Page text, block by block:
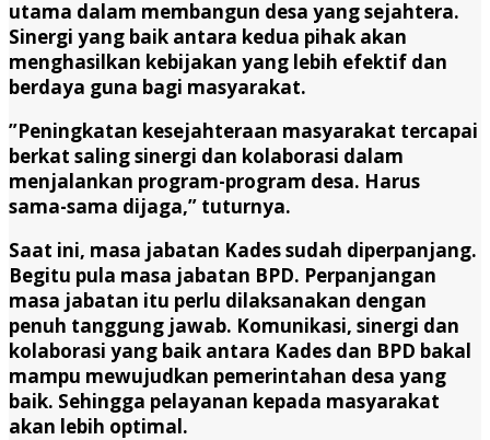
utama dalam membangun desa yang sejahtera.
Sinergi yang baik antara kedua pihak akan
menghasilkan kebijakan yang lebih efektif dan
berdaya guna bagi masyarakat.
”Peningkatan kesejahteraan masyarakat tercapai
berkat saling sinergi dan kolaborasi dalam
menjalankan program-program desa. Harus
sama-sama dijaga,” tuturnya.
Saat ini, masa jabatan Kades sudah diperpanjang.
Begitu pula masa jabatan BPD. Perpanjangan
masa jabatan itu perlu dilaksanakan dengan
penuh tanggung jawab. Komunikasi, sinergi dan
kolaborasi yang baik antara Kades dan BPD bakal
mampu mewujudkan pemerintahan desa yang
baik. Sehingga pelayanan kepada masyarakat
akan lebih optimal.